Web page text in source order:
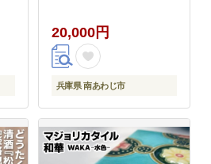
20,000円
兵庫県 南あわじ市